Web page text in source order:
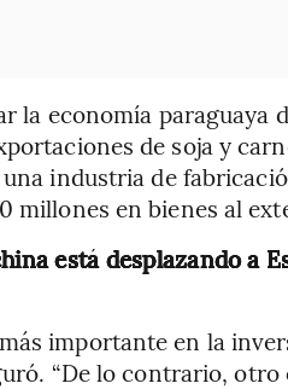
la economía paraguaya
de soja y
industria de
millones en bienes al
está desplazando a
importante en la
“De lo contrario, otro